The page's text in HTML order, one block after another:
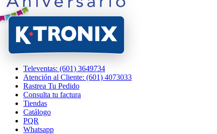
Televentas: (601) 3649734
Atención al Cliente: (601) 4073033
Rastrea Tu Pedido
Consulta tu factura
Tiendas
Catálogo
PQR
Whatsapp